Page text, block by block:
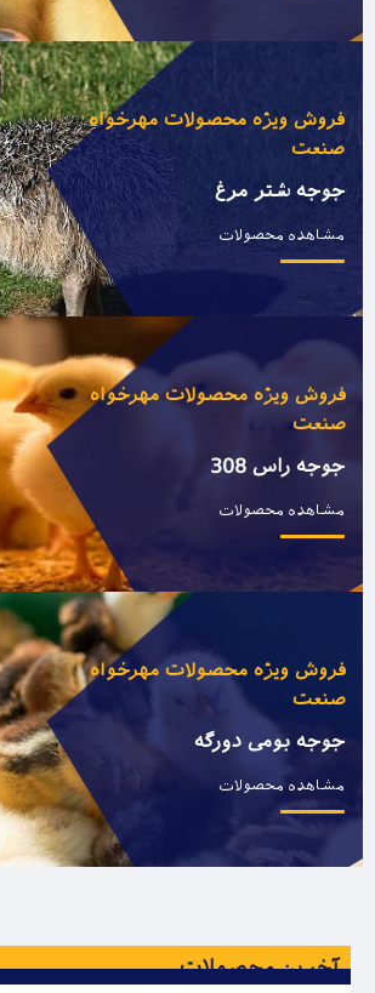
مشاهده محصولات
فروش ویژه محصولات مهرخواه
صنعت
جوجه شتر مرغ
مشاهده محصولات
جوجه راس 308
فروش ویژه محصولات مهرخواه
صنعت
مشاهده محصولات
جوجه بومی دورگه
فروش ویژه محصولات مهرخواه
صنعت
آخرین محصولات